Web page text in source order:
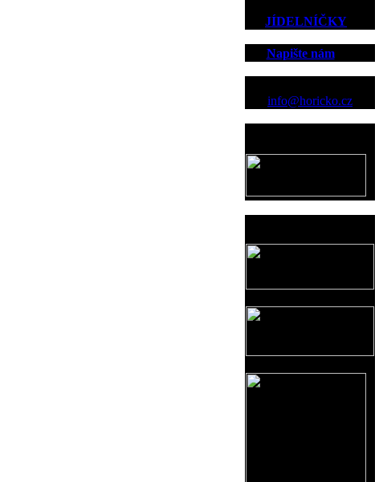
JÍDELNÍČKY
Napište nám
info@horicko.cz